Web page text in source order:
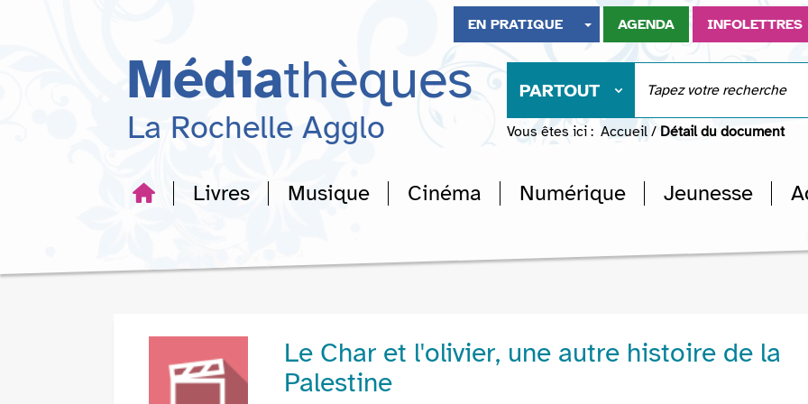
recherche
EN PRATIQUE AGENDA INFOLETTRES
Médiathèques
La Rochelle Agglo
PARTOUT
Vous êtes ici : Accueil / Détail du document
Livres Musique Cinéma Numérique Jeunesse
Le Char et l'olivier, une autre histoire de la
Palestine